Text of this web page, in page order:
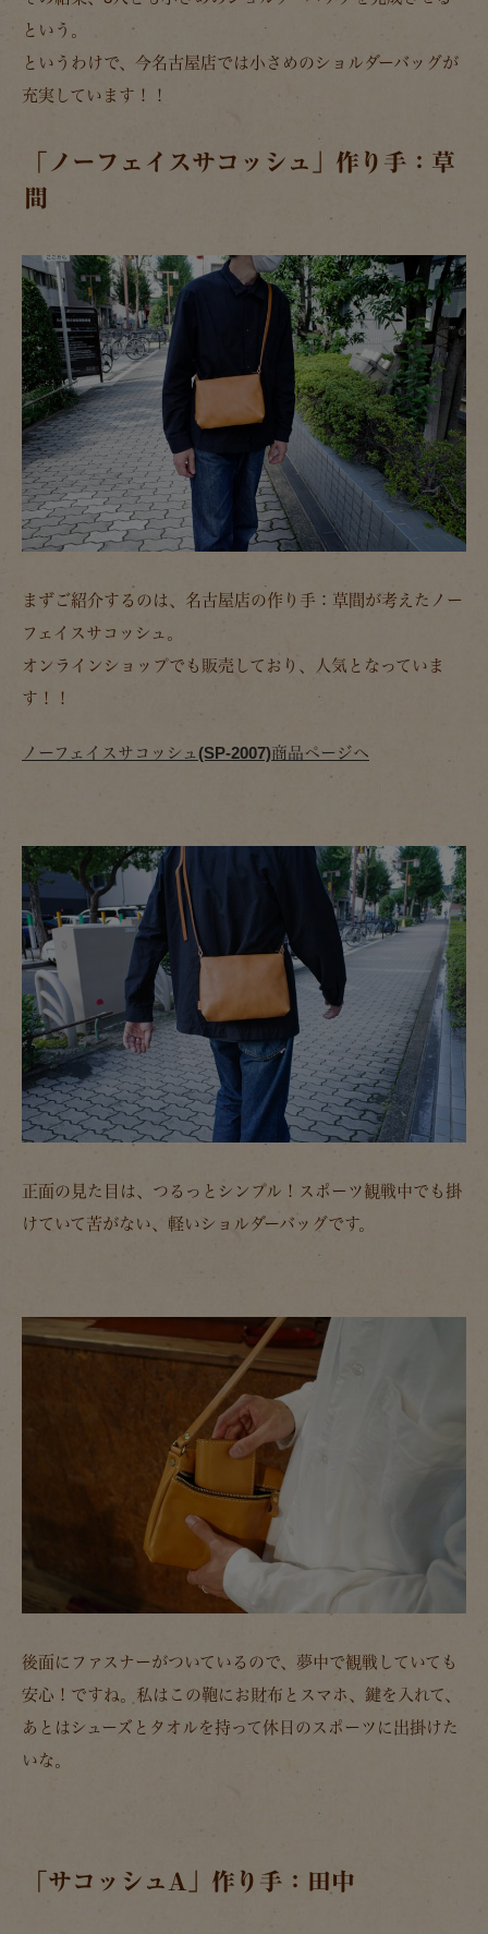
という。
というわけで、今名古屋店では小さめのショルダーバッグが
充実しています！！
「ノーフェイスサコッシュ」作り手：草
間
まずご紹介するのは、名古屋店の作り手：草間が考えたノー
フェイスサコッシュ。
オンラインショップでも販売しており、人気となっていま
す！！
ノーフェイスサコッシュ(SP-2007)商品ページへ
正面の見た目は、つるっとシンプル！スポーツ観戦中でも掛
けていて苦がない、軽いショルダーバッグです。
後面にファスナーがついているので、夢中で観戦していても
安心！ですね。私はこの鞄にお財布とスマホ、鍵を入れて、
あとはシューズとタオルを持って休日のスポーツに出掛けた
いな。
「サコッシュA」作り手：田中